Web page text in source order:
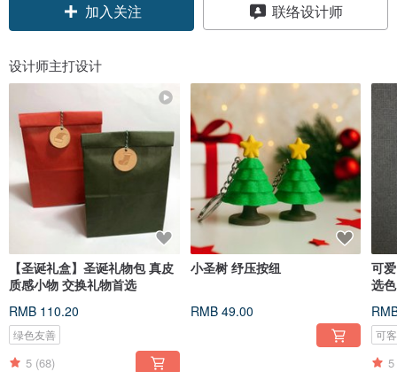
加入关注 联络设计师
设计师主打设计
【圣诞礼盒】圣诞礼物包 真皮
质感小物 交换礼物首选
RMB 110.20
绿色友善
5 (68)
小圣树 纾压按纽
RMB 49.00
可
选色
可
5